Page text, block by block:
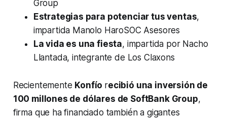
Group
Estrategias para potenciar tus ventas,
impartida Manolo HaroSOC Asesores
La vida es una fiesta, impartida por Nacho
Llantada, integrante de Los Claxons
Recientemente Konfío recibió una inversión de
100 millones de dólares de SoftBank Group,
firma que ha financiado también a gigantes